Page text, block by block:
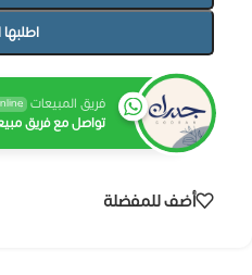
اطلبها
فريق المبيعات
تواصل مع فريق
أضف للمفضلة